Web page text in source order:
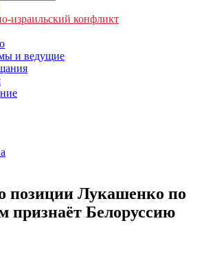
израильский конфликт
и ведущие
позиции Лукашенко по
Белоруссию